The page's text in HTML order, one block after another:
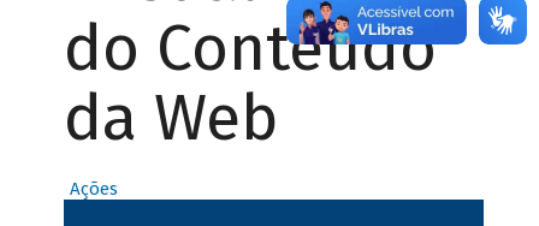
do Conteúdo
da Web
Ações